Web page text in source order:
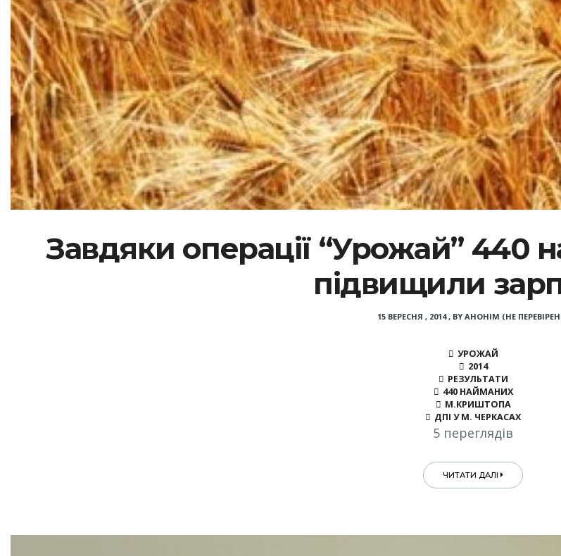
Завдяки операції “Урожай” 440
підвищили
15 ВЕРЕСНЯ , 2014, BY АНОНІМ (НЕ
УРОЖАЙ
2014
РЕЗУЛЬТАТИ
440 НАЙМАНИХ
М.КРИШТОПА
ДПІ У М. ЧЕРКАСАХ
5 переглядів
ЧИТАТИ ДАЛІ